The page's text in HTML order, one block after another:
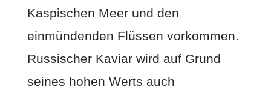
Kaspischen Meer und den
einmündenden Flüssen vorkommen.
Russischer Kaviar wird auf Grund
seines hohen Werts auch